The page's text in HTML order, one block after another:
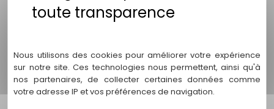
2. Pourquoi est-il important de réaliser un
dossier d’incidences ?
Réaliser un dossier d'incidences est crucial pour
minimiser les impacts négatifs sur la biodiversité
locale. Cela permet aussi de garantir la conformité
avec la législation, contribuant ainsi à la protection
Nous utilisons des cookies pour améliorer votre expérience
sur notre site. Ces technologies nous permettent, ainsi qu'à
nos partenaires, de collecter certaines données comme
votre adresse IP et vos préférences de navigation.